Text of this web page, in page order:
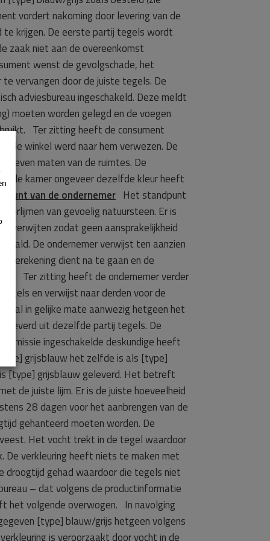
vordert nakoming door levering van de
te krijgen. De eerste partij tegels wordt
zaak niet aan de overeenkomst
wenst de gevolgschade, het
vervangen door de juiste tegels. De
adviesbureau ingeschakeld. Deze meldt
moeten worden gelegd en de voegen
Ter zitting heeft de consument
de winkel werd naar hem verwezen. De
maten van de ruimtes. De
de kamer ongeveer dezelfde kleur heeft
van de ondernemer Het standpunt
van gevoelig natuursteen. Er is
verwijten zodat geen aansprakelijkheid
De ondernemer verwijst ten aanzien
berekening dient na te gaan en de
Ter zitting heeft de ondernemer verder
en verwijst naar derden voor de
in gelijke mate aanwezig hetgeen het
uit dezelfde partij tegels. De
ingeschakelde deskundige heeft
grijsblauw het zelfde is als [type]
[type] grijsblauw geleverd. Het betreft
de juiste lijm. Er is de juiste hoeveelheid
28 dagen voor het aanbrengen van de
gehanteerd moeten worden. De
Het vocht trekt in de tegel waardoor
De verkleuring heeft niets te maken met
droogtijd gehad waardoor die tegels niet
– dat volgens de productinformatie
het volgende overwogen. In navolging
[type] blauw/grijs hetgeen volgens
is veroorzaakt door vocht in de